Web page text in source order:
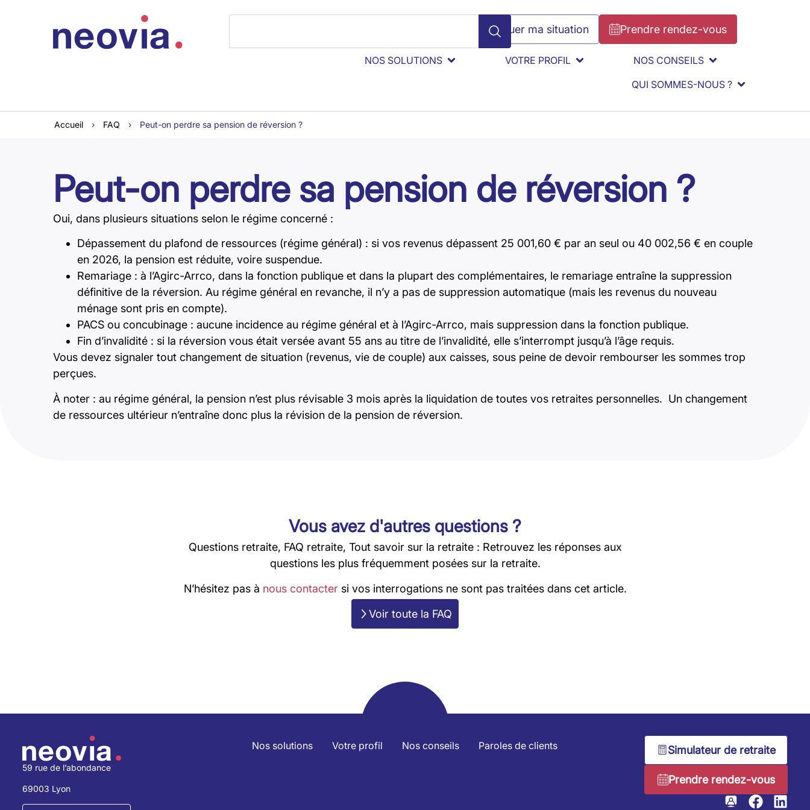
Évaluer ma situation Prendre rendez-vous
NOS SOLUTIONS VOTRE PROFIL
NOS CONSEILS
QUI SOMMES-NOUS ?
Accueil › FAQ › Peut-on perdre sa pension de réversion ?
Peut-on perdre sa pension de réversion ?
Oui, dans plusieurs situations selon le régime concerné :
Dépassement du plafond de ressources (régime général) : si vos revenus dépassent 25 001,60 € par an seul ou 40 002,56 € en couple
en 2026, la pension est réduite, voire suspendue.
Remariage : à l’Agirc-Arrco, dans la fonction publique et dans la plupart des complémentaires, le remariage entraîne la suppression
définitive de la réversion. Au régime général en revanche, il n’y a pas de suppression automatique (mais les revenus du nouveau
ménage sont pris en compte).
PACS ou concubinage : aucune incidence au régime général et à l’Agirc-Arrco, mais suppression dans la fonction publique.
Fin d’invalidité : si la réversion vous était versée avant 55 ans au titre de l’invalidité, elle s’interrompt jusqu’à l’âge requis.
Vous devez signaler tout changement de situation (revenus, vie de couple) aux caisses, sous peine de devoir rembourser les sommes trop
perçues.
À noter : au régime général, la pension n’est plus révisable 3 mois après la liquidation de toutes vos retraites personnelles. Un changement
de ressources ultérieur n’entraîne donc plus la révision de la pension de réversion.
Vous avez d'autres questions ?
Questions retraite, FAQ retraite, Tout savoir sur la retraite : Retrouvez les réponses aux
questions les plus fréquemment posées sur la retraite.
N’hésitez pas à nous contactersi vos interrogations ne sont pas traitées dans cet article.
Voir toute la FAQ
59 rue de l’abondance
69003 Lyon
Nos solutions Votre profil Nos conseils Paroles de clients Simulateur de retraite
Prendre rendez-vous